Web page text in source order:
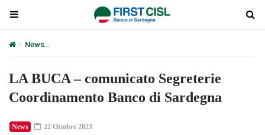
News
LA BUCA – comunicato Segreterie
Coordinamento Banco di Sardegna
News 22 Ottobre 2023